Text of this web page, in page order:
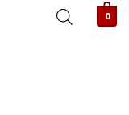
0